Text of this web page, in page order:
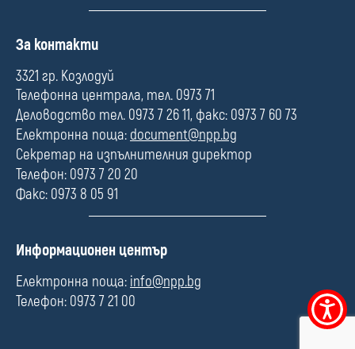
Меню
за
П
л
е
За контакти
3321 гр. Козлодуй
Телефонна централа, тел. 0973 71
Деловодство тел. 0973 7 26 11, факс: 0973 7 60 73
Електронна поща: document@npp.bg
Секретар на изпълнителния директор
Телефон: 0973 7 20 20
Факс: 0973 8 05 91
П
л
е
Информационен център
Електронна поща: info@npp.bg
Телефон: 0973 7 21 00